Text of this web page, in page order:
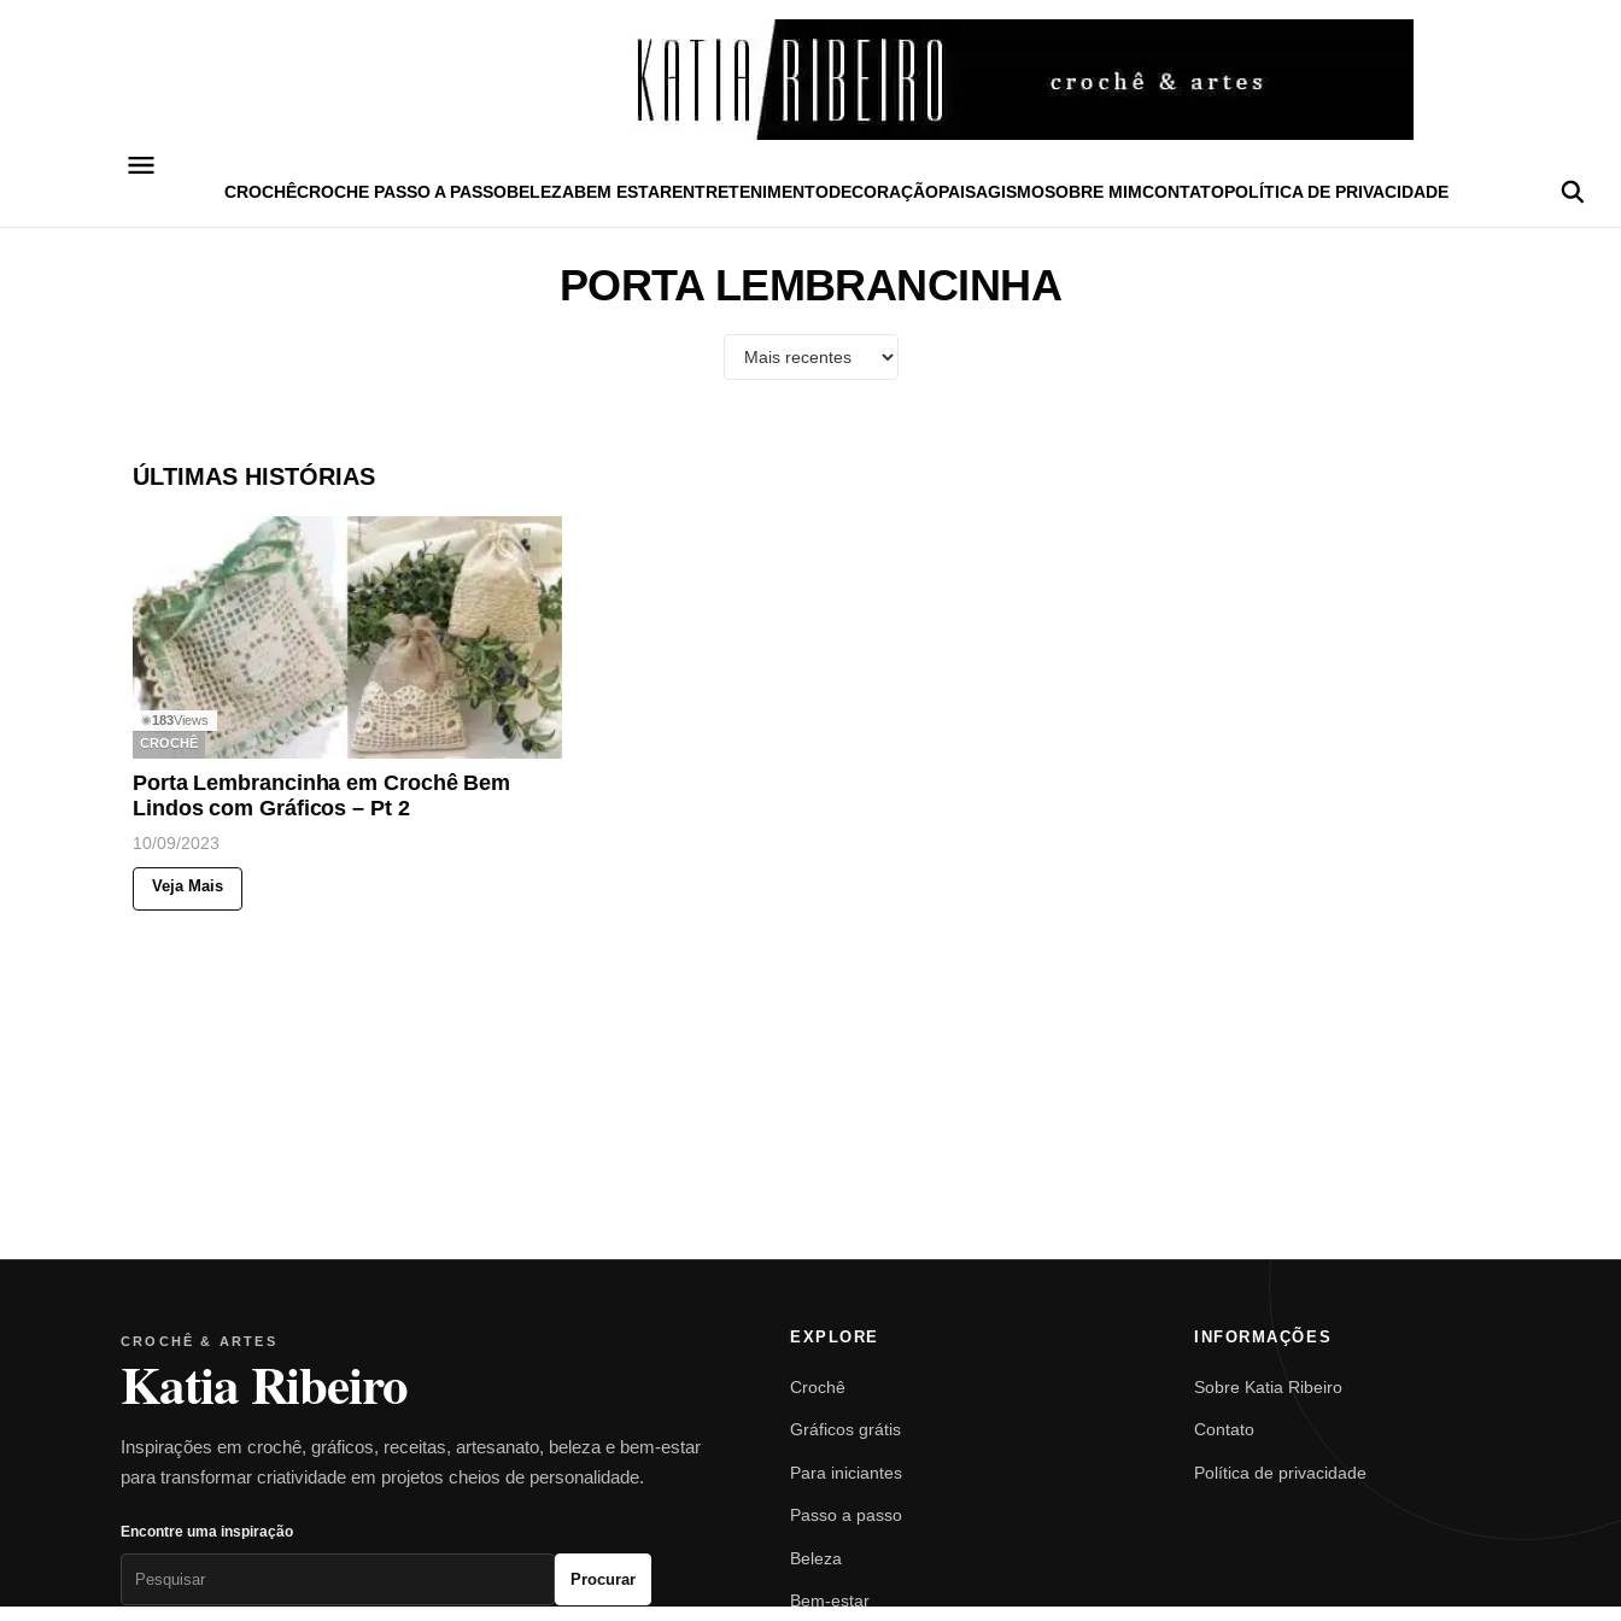
CROCHÊCROCHE PASSO A PASSOBELEZABEM ESTARENTRETENIMENTODECORAÇÃOPAISAGISMOSOBRE MIMCONTATOPOLÍTICA DE PRIVACIDADE
PORTA LEMBRANCINHA
ÚLTIMAS HISTÓRIAS
◉183Views
CROCHÊ
Porta Lembrancinha em Crochê Bem
Lindos com Gráficos – Pt 2
10/09/2023
Veja Mais
CROCHÊ & ARTES
Katia Ribeiro
Inspirações em crochê, gráficos, receitas, artesanato, beleza e bem-estar
para transformar criatividade em projetos cheios de personalidade.
Encontre uma inspiração
Procurar
EXPLORE
Crochê
Gráficos grátis
Para iniciantes
Passo a passo
Beleza
Bem-estar
INFORMAÇÕES
Sobre Katia Ribeiro
Contato
Política de privacidade